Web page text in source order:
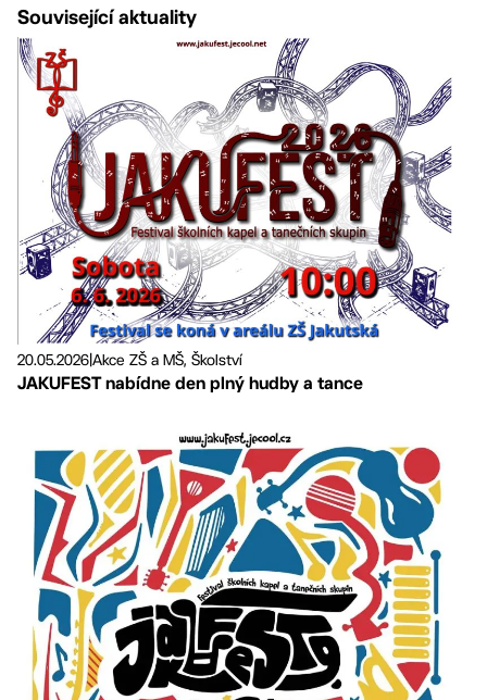
Související aktuality
20.05.2026Akce ZŠ a MŠ, Školství
JAKUFEST nabídne den plný hudby a tance